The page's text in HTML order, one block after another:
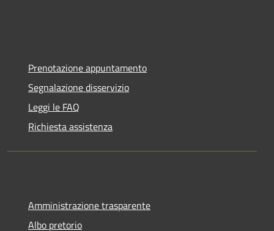
Prenotazione appuntamento
Segnalazione disservizio
Leggi le FAQ
Richiesta assistenza
Amministrazione trasparente
Albo pretorio